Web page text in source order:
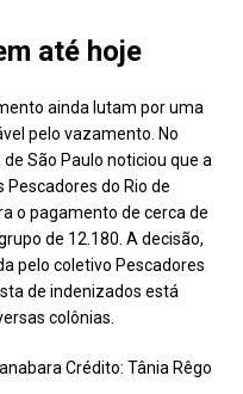
até hoje
ainda lutam por uma
pelo vazamento. No
São Paulo noticiou que a
Pescadores do Rio de
o pagamento de cerca de
de 12.180. A decisão,
pelo coletivo Pescadores
de indenizados está
colônias.